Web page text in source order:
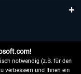
notwendig (z.B. für den
verbessern und Ihnen ein